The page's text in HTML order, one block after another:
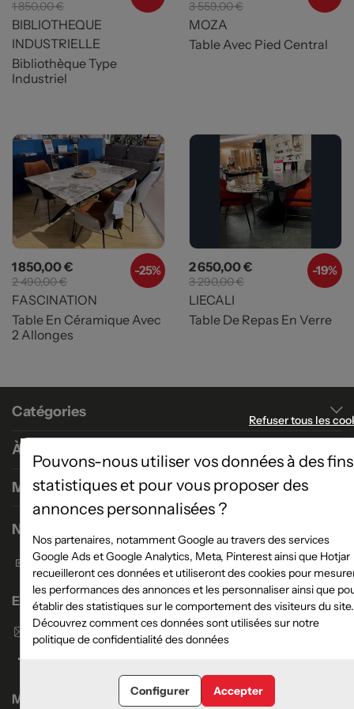
1 850,00 €
BIBLIOTHEQUE
INDUSTRIELLE
Bibliothèque Type
Industriel
3 559,00 €
MOZA
Table Avec Pied Central
-25%
Prix
1 850,00 € Prix de base
2 490,00 €
FASCINATION
Table En Céramique Avec
2 Allonges
-19%
Prix
2 650,00 € Prix de base
3 290,00 €
LIECALI
Table De Repas En Verre
Catégories
À propos
Magasins
Nous contacter
Formulaire de contact
Enseigne Atlas Home
Envoyer un email
Magasins
Refuser tous les
Pouvons-nous utiliser vos données à des fins
statistiques et pour vous proposer des
annonces personnalisées ?
Nos partenaires, notamment Google au travers des services
Google Ads et Google Analytics, Meta, Pinterest ainsi que Hotjar
recueilleront ces données et utiliseront des cookies pour
les performances des annonces et les personnaliser ainsi que
établir des statistiques sur le comportement des visiteurs du site.
Découvrez comment ces données sont utilisées sur notre
politique de confidentialité des données
Configurer Accepter